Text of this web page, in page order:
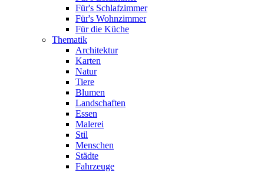
Für's Schlafzimmer
Für's Wohnzimmer
Für die Küche
Thematik
Architektur
Karten
Natur
Tiere
Blumen
Landschaften
Essen
Malerei
Stil
Menschen
Städte
Fahrzeuge